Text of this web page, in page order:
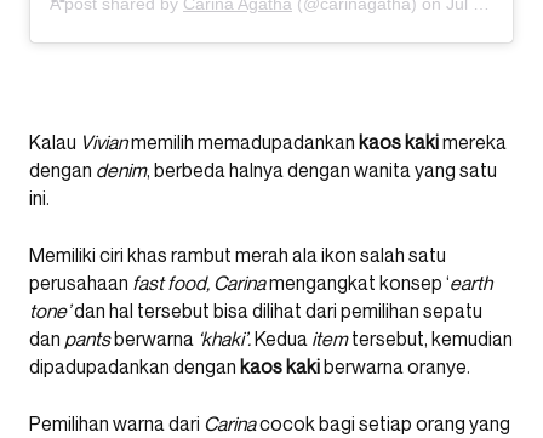
A post shared by Carina Agatha (@carinagatha) on Jul 11, 2020 at 4:03am PDT
Kalau Vivianmemilih memadupadankan kaos kakimereka
dengan denim, berbeda halnya dengan wanita yang satu
ini.
Memiliki ciri khas rambut merah ala ikon salah satu
perusahaan fast food, Carinamengangkat konsep ‘earth
tone’dan hal tersebut bisa dilihat dari pemilihan sepatu
dan pantsberwarna ‘khaki’.Kedua itemtersebut, kemudian
dipadupadankan dengan kaos kakiberwarna oranye.
Pemilihan warna dari Carinacocok bagi setiap orang yang